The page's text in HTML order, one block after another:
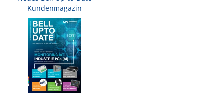
IEC Lock
Kerlink
Kramer Electronics
KVM TEC
Legrand
Kundenmagazin